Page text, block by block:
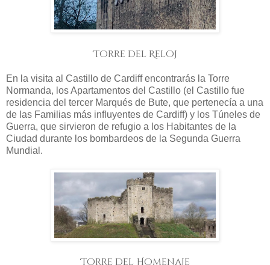
Torre del Reloj
En la visita al Castillo de Cardiff encontrarás la Torre
Normanda, los Apartamentos del Castillo (el Castillo fue
residencia del tercer Marqués de Bute, que pertenecía a una
de las Familias más influyentes de Cardiff) y los Túneles de
Guerra, que sirvieron de refugio a los Habitantes de la
Ciudad durante los bombardeos de la Segunda Guerra
Mundial.